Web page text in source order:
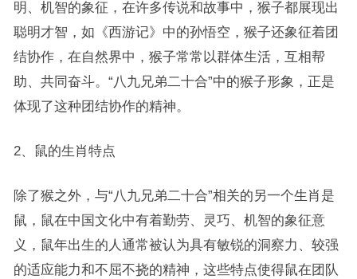
明、机智的象征，在许多传说和故事中，猴子都展现出
聪明才智，如《西游记》中的孙悟空，猴子还象征着团
结协作，在自然界中，猴子常常以群体生活，互相帮
助、共同奋斗。“八九兄弟二十合”中的猴子形象，正是
体现了这种团结协作的精神。
2、鼠的生肖特点
除了猴之外，与“八九兄弟二十合”相关的另一个生肖是
鼠，鼠在中国文化中有着勤劳、灵巧、机智的象征意
义，鼠年出生的人通常被认为具有敏锐的洞察力、较强
的适应能力和不屈不挠的精神，这些特点使得鼠在团队